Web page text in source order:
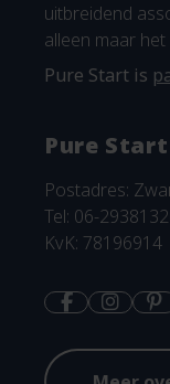
uitbreidend
alleen maar
Pure Start is
Pure
Postadres:
Tel: 06-
KvK: